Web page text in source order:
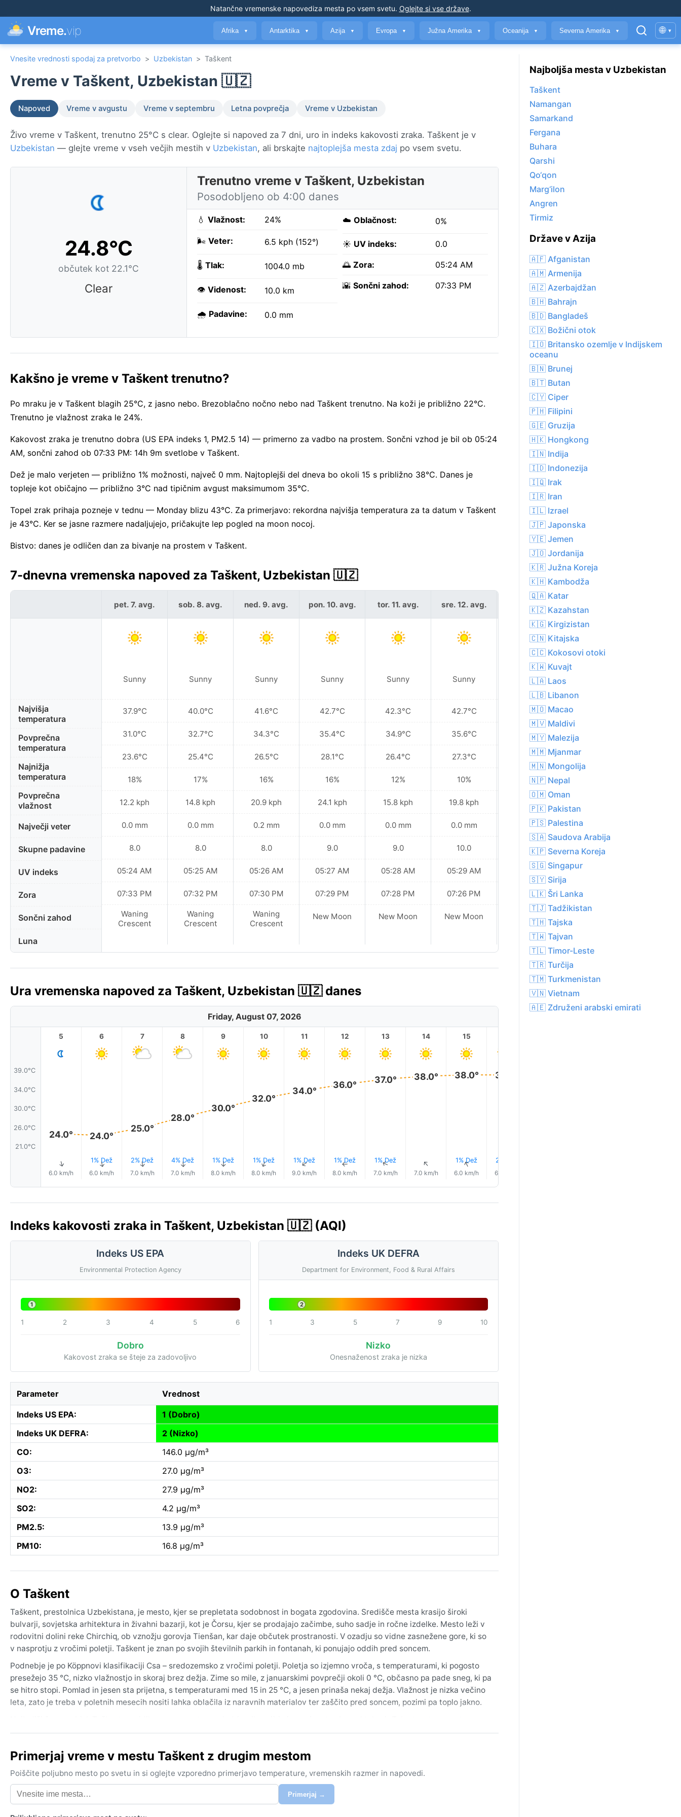
Natančne vremenske napovediza mesta po vsem svetu. Oglejte si vse države.
Vreme.vip Afrika ▼ Antarktika ▼ Azija ▼ Evropa ▼ Južna Amerika ▼ Oceanija ▼ Severna Amerika ▼ 🌐 ▾
Vnesite vrednosti spodaj za pretvorbo > Uzbekistan > Taškent
Vreme v Taškent, Uzbekistan 🇺🇿
Napoved Vreme v avgustu Vreme v septembru Letna povprečja Vreme v Uzbekistan
Živo vreme v Taškent, trenutno 25°C s clear. Oglejte si napoved za 7 dni, uro in indeks kakovosti zraka. Taškent je v
Uzbekistan — glejte vreme v vseh večjih mestih v Uzbekistan, ali brskajte najtoplejša mesta zdaj po vsem svetu.
24.8°C
občutek kot 22.1°C
Clear
Trenutno vreme v Taškent, Uzbekistan
Posodobljeno ob 4:00 danes
💧 Vlažnost: 24%
🌬️ Veter: 6.5 kph (152°)
🌡️ Tlak: 1004.0 mb
👁️ Videnost: 10.0 km
🌧️ Padavine: 0.0 mm
☁️ Oblačnost: 0%
☀️ UV indeks: 0.0
🌅 Zora: 05:24 AM
🌇 Sončni zahod: 07:33 PM
Kakšno je vreme v Taškent trenutno?
Po mraku je v Taškent blagih 25°C, z jasno nebo. Brezoblačno nočno nebo nad Taškent trenutno. Na koži je približno 22°C.
Trenutno je vlažnost zraka le 24%.
Kakovost zraka je trenutno dobra (US EPA indeks 1, PM2.5 14) — primerno za vadbo na prostem. Sončni vzhod je bil ob 05:24
AM, sončni zahod ob 07:33 PM: 14h 9m svetlobe v Taškent.
Dež je malo verjeten — približno 1% možnosti, največ 0 mm. Najtoplejši del dneva bo okoli 15 s približno 38°C. Danes je
topleje kot običajno — približno 3°C nad tipičnim avgust maksimumom 35°C.
Topel zrak prihaja pozneje v tednu — Monday blizu 43°C. Za primerjavo: rekordna najvišja temperatura za ta datum v Taškent
je 43°C. Ker se jasne razmere nadaljujejo, pričakujte lep pogled na moon nocoj.
Bistvo: danes je odličen dan za bivanje na prostem v Taškent.
7-dnevna vremenska napoved za Taškent, Uzbekistan 🇺🇿
Najvišja
temperatura
Povprečna
temperatura
Najnižja
temperatura
Povprečna
vlažnost
Največji veter
Skupne padavine
UV indeks
Zora
Sončni zahod
Luna
pet. 7. avg.
Sunny
37.9°C
31.0°C
23.6°C
18%
12.2 kph
0.0 mm
8.0
05:24 AM
07:33 PM
Waning
Crescent
sob. 8. avg.
Sunny
40.0°C
32.7°C
25.4°C
17%
14.8 kph
0.0 mm
8.0
05:25 AM
07:32 PM
Waning
Crescent
ned. 9. avg.
Sunny
41.6°C
34.3°C
26.5°C
16%
20.9 kph
0.2 mm
8.0
05:26 AM
07:30 PM
Waning
Crescent
pon. 10. avg.
Sunny
42.7°C
35.4°C
28.1°C
16%
24.1 kph
0.0 mm
9.0
05:27 AM
07:29 PM
New Moon
tor. 11. avg.
Sunny
42.3°C
34.9°C
26.4°C
12%
15.8 kph
0.0 mm
9.0
05:28 AM
07:28 PM
New Moon
sre. 12. avg.
Sunny
42.7°C
35.6°C
27.3°C
10%
19.8 kph
0.0 mm
10.0
05:29 AM
07:26 PM
New Moon
čet. 13. avg.
Sunny
42.7°C
35.3°C
27.0°C
10%
0.0 mm
10.0
05:30 AM
07:25 PM
New Moon
Ura vremenska napoved za Taškent, Uzbekistan 🇺🇿 danes
Friday, August 07, 2026
39.0°C
34.0°C
30.0°C
26.0°C
21.0°C
5
24.0°
↑
6.0 km/h
6
24.0°
1% Dež
↑
6.0 km/h
7
25.0°
2% Dež
↑
7.0 km/h
8
28.0°
4% Dež
↑
7.0 km/h
9
30.0°
1% Dež
↑
8.0 km/h
10
32.0°
1% Dež
↑
8.0 km/h
11
34.0°
1% Dež
↑
9.0 km/h
12
36.0°
1% Dež
↑
8.0 km/h
13
37.0°
1% Dež
↑
7.0 km/h
14
38.0°
↑
7.0 km/h
15
38.0°
1% Dež
↑
6.0 km/h
38.0°
2% Dež
6.0 km/h
Indeks kakovosti zraka in Taškent, Uzbekistan 🇺🇿 (AQI)
Indeks US EPA
Environmental Protection Agency
1
1 2 3 4 5 6
Dobro
Kakovost zraka se šteje za zadovoljivo
Indeks UK DEFRA
Department for Environment, Food & Rural Affairs
2
1 3 5 7 9 10
Nizko
Onesnaženost zraka je nizka
Parameter Vrednost
Indeks US EPA:
1 (Dobro)
Indeks UK DEFRA:
2 (Nizko)
CO:
146.0 µg/m³
O3:
27.0 µg/m³
NO2:
27.9 µg/m³
SO2:
4.2 µg/m³
PM2.5:
13.9 µg/m³
PM10:
16.8 µg/m³
O Taškent
Taškent, prestolnica Uzbekistana, je mesto, kjer se prepletata sodobnost in bogata zgodovina. Središče mesta krasijo široki
bulvarji, sovjetska arhitektura in živahni bazarji, kot je Čorsu, kjer se prodajajo začimbe, suho sadje in ročne izdelke. Mesto leži v
rodovitni dolini reke Chirchiq, ob vznožju gorovja Tienšan, kar daje občutek prostranosti. V ozadju so vidne zasnežene gore, ki so
v nasprotju z vročimi poletji. Taškent je znan po svojih številnih parkih in fontanah, ki ponujajo oddih pred soncem.
Podnebje je po Köppnovi klasifikaciji Csa – sredozemsko z vročimi poletji. Poletja so izjemno vroča, s temperaturami, ki pogosto
presežejo 35 °C, nizko vlažnostjo in skoraj brez dežja. Zime so mile, z januarskimi povprečji okoli 0 °C, občasno pa pade sneg, ki pa
se hitro stopi. Pomlad in jesen sta prijetna, s temperaturami med 15 in 25 °C, a jesen prinaša nekaj dežja. Vlažnost je nizka večino
leta, zato je treba v poletnih mesecih nositi lahka oblačila iz naravnih materialov ter zaščito pred soncem, pozimi pa toplo jakno.
zmerne, dnevi sončni in zelo primerni za raziskovanje mesta. Poleti je zaradi ekstremne vročine obisk priporočljiv le, če se lahko
spomladi in močne, a kratkotrajne nevihte jeseni. Zimi so redke, a možne kratke snežne padavine. Monsoona ali drugih izrazitih
sezonskih vetrov ni.
Primerjaj vreme v mestu Taškent z drugim mestom
Poiščite poljubno mesto po svetu in si oglejte vzporedno primerjavo temperature, vremenskih razmer in napovedi.
Primerjaj →
Najboljša mesta v Uzbekistan
Taškent
Namangan
Samarkand
Fergana
Buhara
Qarshi
Qo‘qon
Marg‘ilon
Angren
Tirmiz
Države v Azija
🇦🇫 Afganistan
🇦🇲 Armenija
🇦🇿 Azerbajdžan
🇧🇭 Bahrajn
🇧🇩 Bangladeš
🇨🇽 Božični otok
🇮🇴 Britansko ozemlje v Indijskem
oceanu
🇧🇳 Brunej
🇧🇹 Butan
🇨🇾 Ciper
🇵🇭 Filipini
🇬🇪 Gruzija
🇭🇰 Hongkong
🇮🇳 Indija
🇮🇩 Indonezija
🇮🇶 Irak
🇮🇷 Iran
🇮🇱 Izrael
🇯🇵 Japonska
🇾🇪 Jemen
🇯🇴 Jordanija
🇰🇷 Južna Koreja
🇰🇭 Kambodža
🇶🇦 Katar
🇰🇿 Kazahstan
🇰🇬 Kirgizistan
🇨🇳 Kitajska
🇨🇨 Kokosovi otoki
🇰🇼 Kuvajt
🇱🇦 Laos
🇱🇧 Libanon
🇲🇴 Macao
🇲🇻 Maldivi
🇲🇾 Malezija
🇲🇲 Mjanmar
🇲🇳 Mongolija
🇳🇵 Nepal
🇴🇲 Oman
🇵🇰 Pakistan
🇵🇸 Palestina
🇸🇦 Saudova Arabija
🇰🇵 Severna Koreja
🇸🇬 Singapur
🇸🇾 Sirija
🇱🇰 Šri Lanka
🇹🇯 Tadžikistan
🇹🇭 Tajska
🇹🇼 Tajvan
🇹🇱 Timor-Leste
🇹🇷 Turčija
🇹🇲 Turkmenistan
🇻🇳 Vietnam
🇦🇪 Združeni arabski emirati